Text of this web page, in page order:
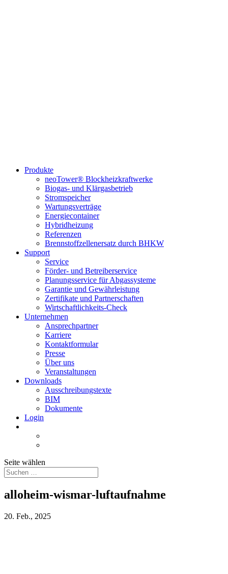
Produkte
neoTower® Blockheizkraftwerke
Biogas- und Klärgasbetrieb
Stromspeicher
Wartungsverträge
Energiecontainer
Hybridheizung
Referenzen
Brennstoffzellenersatz durch BHKW
Support
Service
Förder- und Betreiberservice
Planungsservice für Abgassysteme
Garantie und Gewährleistung
Zertifikate und Partnerschaften
Wirtschaftlichkeits-Check
Unternehmen
Ansprechpartner
Karriere
Kontaktformular
Presse
Über uns
Veranstaltungen
Downloads
Ausschreibungstexte
BIM
Dokumente
Login
Seite wählen
alloheim-wismar-luftaufnahme
20. Feb., 2025